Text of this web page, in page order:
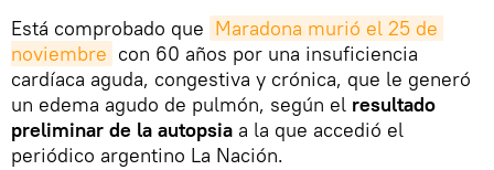
Está comprobado que Maradona murió el 25 de
noviembre con 60 años por una insuficiencia
cardíaca aguda, congestiva y crónica, que le generó
un edema agudo de pulmón, según el resultado
preliminar de la autopsia a la que accedió el
periódico argentino La Nación.